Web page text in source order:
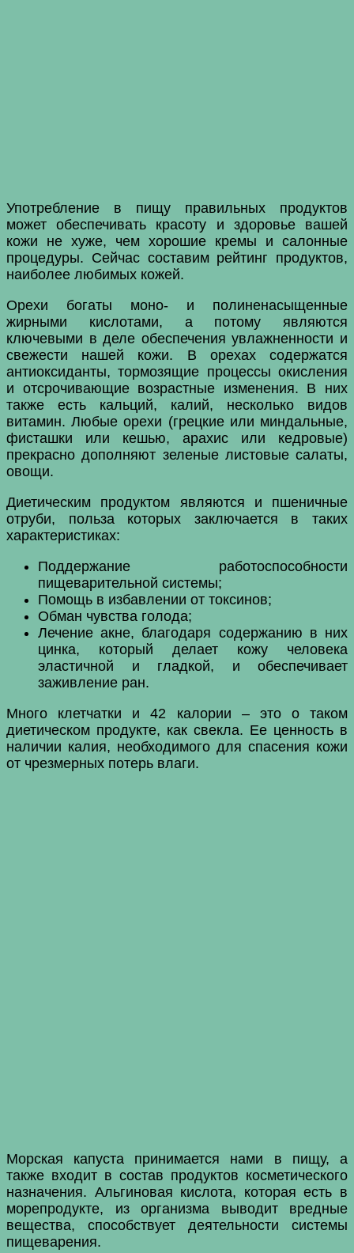
Употребление в пищу правильных продуктов
может обеспечивать красоту и здоровье вашей
кожи не хуже, чем хорошие кремы и салонные
процедуры. Сейчас составим рейтинг продуктов,
наиболее любимых кожей.
Орехи богаты моно- и полиненасыщенные
жирными кислотами, а потому являются
ключевыми в деле обеспечения увлажненности и
свежести нашей кожи. В орехах содержатся
антиоксиданты, тормозящие процессы окисления
и отсрочивающие возрастные изменения. В них
также есть кальций, калий, несколько видов
витамин. Любые орехи (грецкие или миндальные,
фисташки или кешью, арахис или кедровые)
прекрасно дополняют зеленые листовые салаты,
овощи.
Диетическим продуктом являются и пшеничные
отруби, польза которых заключается в таких
характеристиках:
Поддержание работоспособности
пищеварительной системы;
Помощь в избавлении от токсинов;
Обман чувства голода;
Лечение акне, благодаря содержанию в них
цинка, который делает кожу человека
эластичной и гладкой, и обеспечивает
заживление ран.
Много клетчатки и 42 калории – это о таком
диетическом продукте, как свекла. Ее ценность в
наличии калия, необходимого для спасения кожи
от чрезмерных потерь влаги.
Морская капуста принимается нами в пищу, а
также входит в состав продуктов косметического
назначения. Альгиновая кислота, которая есть в
морепродукте, из организма выводит вредные
вещества, способствует деятельности системы
пищеварения.